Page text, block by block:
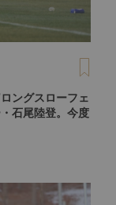
ングスローフェ
石尾陸登。今度